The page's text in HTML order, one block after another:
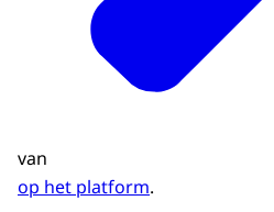
van
op het platform.